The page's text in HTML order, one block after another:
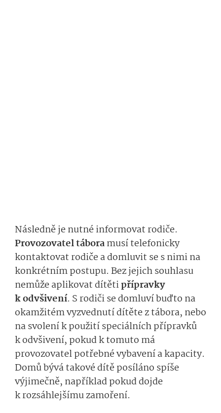
Následně je nutné informovat rodiče.
Provozovatel táboramusí telefonicky
kontaktovat rodiče a domluvit se s nimi na
konkrétním postupu. Bez jejich souhlasu
nemůže aplikovat dítětipřípravky
k odvšivení. S rodiči se domluví buďto na
okamžitém vyzvednutí dítěte z tábora, nebo
na svolení k použití speciálních přípravků
k odvšivení, pokud k tomuto má
provozovatel potřebné vybavení a kapacity.
Domů bývá takové dítě posíláno spíše
výjimečně, například pokud dojde
k rozsáhlejšímu zamoření.